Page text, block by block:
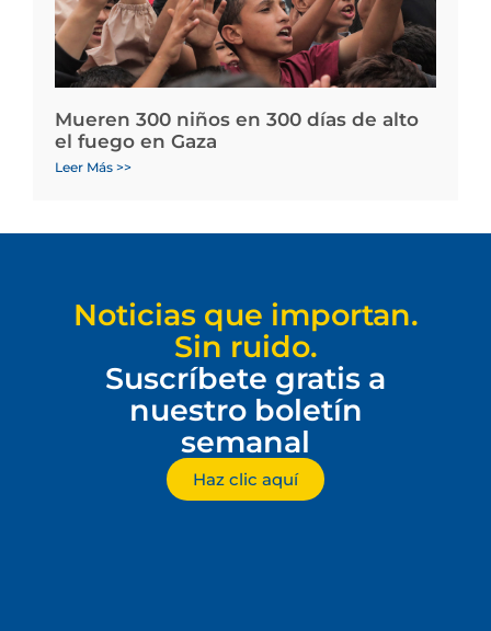
Mueren 300 niños en 300 días de alto
el fuego en Gaza
Leer Más >>
Noticias que importan.
Sin ruido.
Suscríbete gratis a
nuestro boletín
semanal
Haz clic aquí